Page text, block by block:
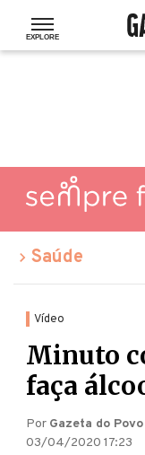
Saúde
Vídeo
Minuto
faça
Por Gazeta do Povo
03/04/2020 17:23